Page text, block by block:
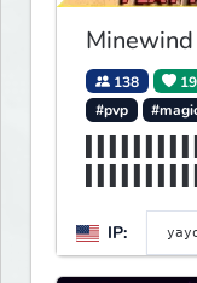
138
#pvp
IP: